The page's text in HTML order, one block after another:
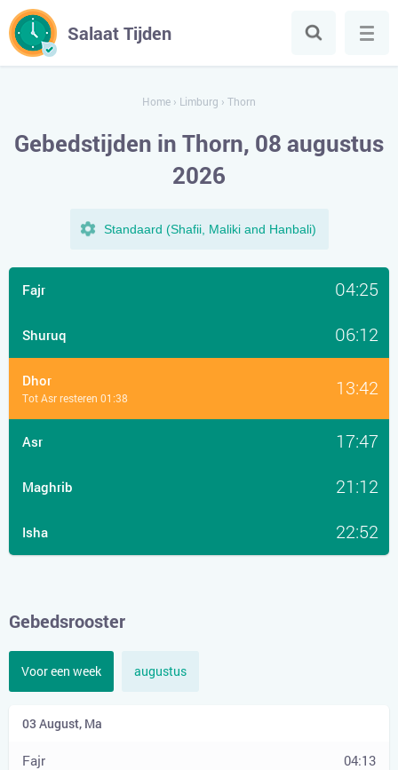
Salaat Tijden
Home › Limburg › Thorn
Gebedstijden in Thorn, 08 augustus
2026
Standaard (Shafii, Maliki and Hanbali)
Fajr 04:25
Shuruq 06:12
Dhor 13:42
Tot Asr resteren 01:38
Asr 17:47
Maghrib 21:12
Isha 22:52
Gebedsrooster
Voor een week augustus
04:13